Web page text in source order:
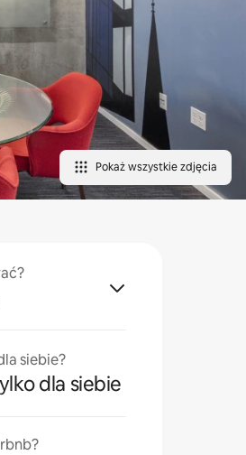
Pokaż wszystkie zdjęcia
siebie?
dla siebie